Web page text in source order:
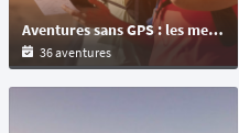
Aventures sans GPS : les meilleures épreuves à naviguer à la carte, au roadbook et à la boussole
36 aventures